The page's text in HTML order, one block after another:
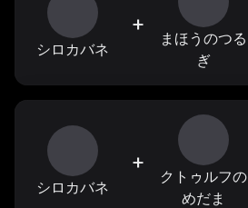
シロカバネ
+
まほうのつる
ぎ
シロカバネ
+
クトゥルフの
めだま